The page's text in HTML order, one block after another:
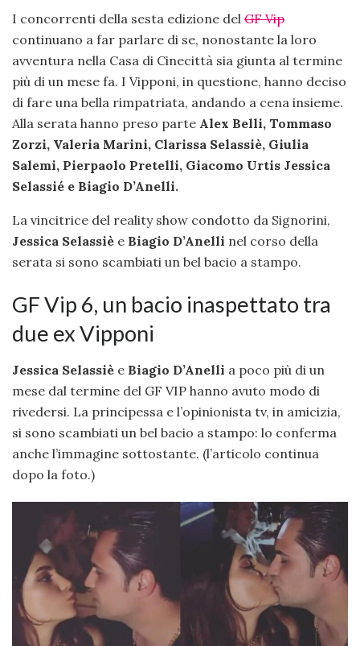
I concorrenti della sesta edizione del GF Vip
continuano a far parlare di se, nonostante la loro
avventura nella Casa di Cinecittà sia giunta al termine
più di un mese fa. I Vipponi, in questione, hanno deciso
di fare una bella rimpatriata, andando a cena insieme.
Alla serata hanno preso parte Alex Belli, Tommaso
Zorzi, Valeria Marini, Clarissa Selassiè, Giulia
Salemi, Pierpaolo Pretelli, Giacomo Urtis Jessica
Selassié e Biagio D’Anelli.
La vincitrice del reality show condotto da Signorini,
Jessica Selassiè e Biagio D’Anelli nel corso della
serata si sono scambiati un bel bacio a stampo.
GF Vip 6, un bacio inaspettato tra
due ex Vipponi
Jessica Selassiè e Biagio D’Anelli a poco più di un
mese dal termine del GF VIP hanno avuto modo di
rivedersi. La principessa e l’opinionista tv, in amicizia,
si sono scambiati un bel bacio a stampo: lo conferma
anche l’immagine sottostante. (l’articolo continua
dopo la foto.)